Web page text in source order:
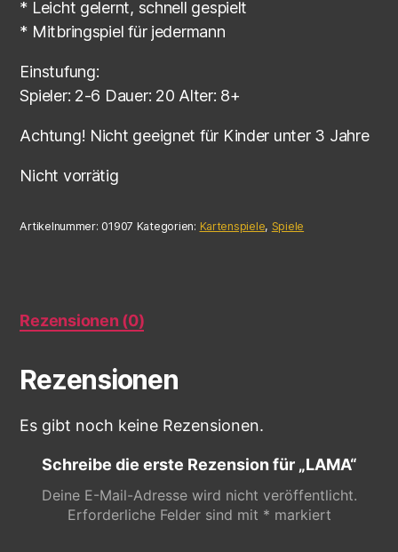
* Leicht gelernt, schnell gespielt
* Mitbringspiel für jedermann
Einstufung:
Spieler: 2-6 Dauer: 20 Alter: 8+
Achtung! Nicht geeignet für Kinder unter 3 Jahre
Nicht vorrätig
Artikelnummer: 01907 Kategorien: Kartenspiele, Spiele
Rezensionen (0)
Rezensionen
Es gibt noch keine Rezensionen.
Schreibe die erste Rezension für „LAMA“
Deine E-Mail-Adresse wird nicht veröffentlicht.
Erforderliche Felder sind mit * markiert